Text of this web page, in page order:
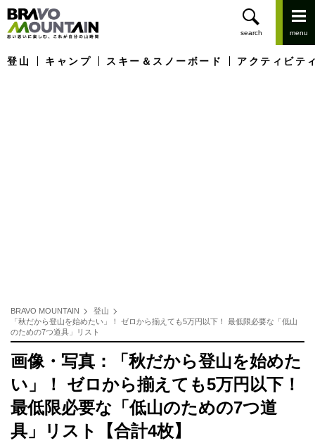
登山 キャンプ スキー＆スノーボード アクティビテ
BRAVO MOUNTAIN
登山
「秋だから登山を始めたい」！ ゼロから揃えても5万円以下！ 最低限必要な「低山
のための7つ道具」リスト
画像・写真：「秋だから登山を始めた
い」！ ゼロから揃えても5万円以下！
最低限必要な「低山のための7つ道
具」リスト【合計4枚】